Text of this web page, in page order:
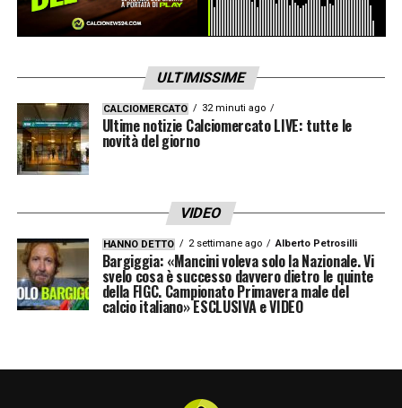
Verifica termini e condizioni su
Lottomatica
LA PLAYLIST DELLE NOSTRE TOP NEWS
ULTIMISSIME
CALCIOMERCATO 32 minuti ago
Ultime notizie Calciomercato LIVE: tutte le
novità del giorno
VIDEO
HANNO DETTO 2 settimane ago Alberto Petrosilli
Bargiggia: «Mancini voleva solo la Nazionale. Vi
svelo cosa è successo davvero dietro le quinte
della FIGC. Campionato Primavera male del
calcio italiano» ESCLUSIVA e VIDEO